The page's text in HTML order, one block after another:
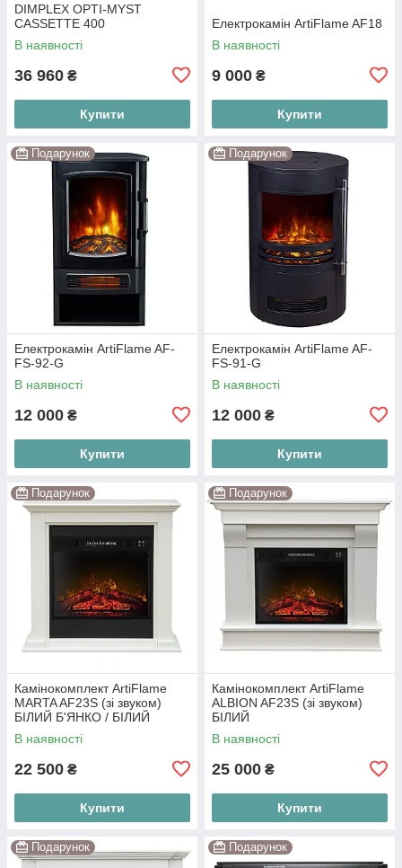
DIMPLEX OPTI-MYST
CASSETTE 400
В наявності
36 960 ₴
Купити
Електрокамін ArtiFlame AF18
В наявності
9 000 ₴
Купити
Подарунок
Електрокамін ArtiFlame AF-
FS-92-G
В наявності
12 000 ₴
Купити
Подарунок
Електрокамін ArtiFlame AF-
FS-91-G
В наявності
12 000 ₴
Купити
Подарунок
Камінокомплект ArtiFlame
MARTA AF23S (зі звуком)
БІЛИЙ Б'ЯНКО / БІЛИЙ
ВАНІЛЬ
В наявності
22 500 ₴
Купити
Подарунок
Камінокомплект ArtiFlame
ALBION AF23S (зі звуком)
БІЛИЙ
В наявності
25 000 ₴
Купити
Подарунок Подарунок